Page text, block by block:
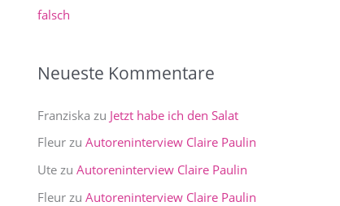
falsch
Neueste Kommentare
Franziska zu Jetzt habe ich den Salat
Fleur zu Autoreninterview Claire Paulin
Ute zu Autoreninterview Claire Paulin
Fleur zu Autoreninterview Claire Paulin